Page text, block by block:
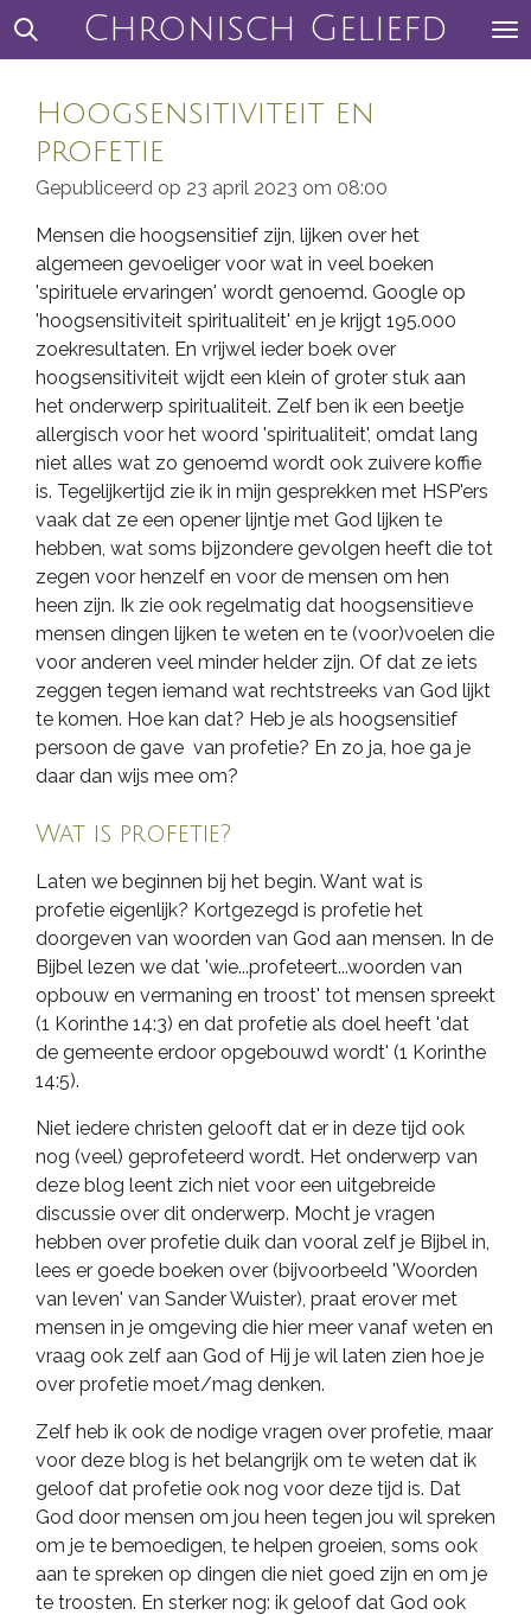
Ga
hoofdinhoud
Chronisch Geliefd
Hoogsensitiviteit en
profetie
Gepubliceerd op 23 april 2023 om 08:00
Mensen die hoogsensitief zijn, lijken over het
algemeen gevoeliger voor wat in veel boeken
'spirituele ervaringen' wordt genoemd. Google op
'hoogsensitiviteit spiritualiteit' en je krijgt 195.000
zoekresultaten. En vrijwel ieder boek over
hoogsensitiviteit wijdt een klein of groter stuk aan
het onderwerp spiritualiteit. Zelf ben ik een beetje
allergisch voor het woord 'spiritualiteit', omdat lang
niet alles wat zo genoemd wordt ook zuivere koffie
is. Tegelijkertijd zie ik in mijn gesprekken met HSP'ers
vaak dat ze een opener lijntje met God lijken te
hebben, wat soms bijzondere gevolgen heeft die tot
zegen voor henzelf en voor de mensen om hen
heen zijn. Ik zie ook regelmatig dat hoogsensitieve
mensen dingen lijken te weten en te (voor)voelen die
voor anderen veel minder helder zijn. Of dat ze iets
zeggen tegen iemand wat rechtstreeks van God lijkt
te komen. Hoe kan dat? Heb je als hoogsensitief
persoon de gave van profetie? En zo ja, hoe ga je
daar dan wijs mee om?
Wat is profetie?
Laten we beginnen bij het begin. Want wat is
profetie eigenlijk? Kortgezegd is profetie het
doorgeven van woorden van God aan mensen. In de
Bijbel lezen we dat 'wie...profeteert...woorden van
opbouw en vermaning en troost' tot mensen spreekt
(1 Korinthe 14:3) en dat profetie als doel heeft 'dat
de gemeente erdoor opgebouwd wordt' (1 Korinthe
14:5).
Niet iedere christen gelooft dat er in deze tijd ook
nog (veel) geprofeteerd wordt. Het onderwerp van
deze blog leent zich niet voor een uitgebreide
discussie over dit onderwerp. Mocht je vragen
hebben over profetie duik dan vooral zelf je Bijbel in,
lees er goede boeken over (bijvoorbeeld 'Woorden
van leven' van Sander Wuister), praat erover met
mensen in je omgeving die hier meer vanaf weten en
vraag ook zelf aan God of Hij je wil laten zien hoe je
over profetie moet/mag denken.
Zelf heb ik ook de nodige vragen over profetie, maar
voor deze blog is het belangrijk om te weten dat ik
geloof dat profetie ook nog voor deze tijd is. Dat
God door mensen om jou heen tegen jou wil spreken
om je te bemoedigen, te helpen groeien, soms ook
aan te spreken op dingen die niet goed zijn en om je
te troosten. En sterker nog: ik geloof dat God ook